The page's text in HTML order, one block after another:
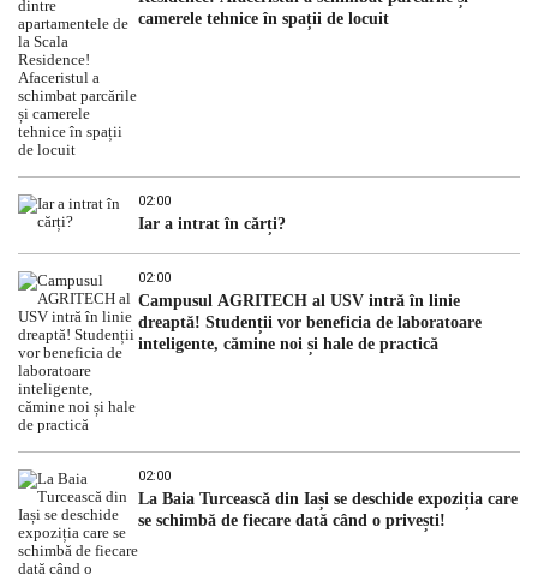
camerele tehnice în spații de locuit
02:00
Iar a intrat în cărți?
02:00
Campusul AGRITECH al USV intră în linie
dreaptă! Studenții vor beneficia de laboratoare
inteligente, cămine noi și hale de practică
02:00
La Baia Turcească din Iași se deschide expoziția care
se schimbă de fiecare dată când o privești!